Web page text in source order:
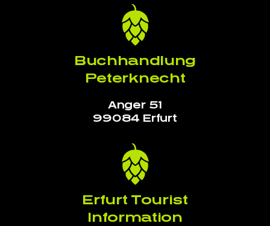
Buchhandlung
Peterknecht
Anger 51
99084 Erfurt
Erfurt Tourist
Information